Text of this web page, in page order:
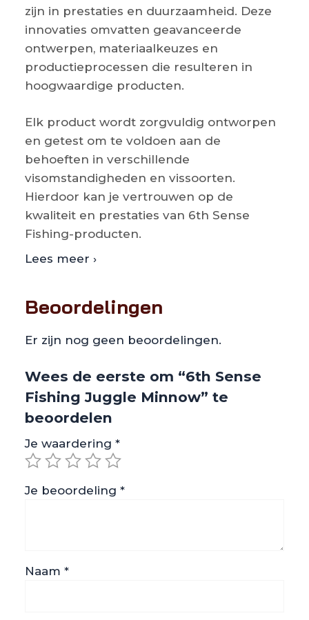
zijn in prestaties en duurzaamheid. Deze
innovaties omvatten geavanceerde
ontwerpen, materiaalkeuzes en
productieprocessen die resulteren in
hoogwaardige producten.
Elk product wordt zorgvuldig ontworpen
en getest om te voldoen aan de
behoeften in verschillende
visomstandigheden en vissoorten.
Hierdoor kan je vertrouwen op de
kwaliteit en prestaties van 6th Sense
Fishing-producten.
Lees meer ›
Beoordelingen
Er zijn nog geen beoordelingen.
Wees de eerste om “6th Sense
Fishing Juggle Minnow” te
beoordelen
Je waardering *
Je beoordeling *
Naam *